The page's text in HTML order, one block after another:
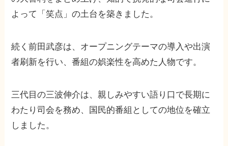
よって「笑点」の土台を築きました。
続く前田武彦は、オープニングテーマの導入や出演
者刷新を行い、番組の娯楽性を高めた人物です。
三代目の三波伸介は、親しみやすい語り口で長期に
わたり司会を務め、国民的番組としての地位を確立
しました。